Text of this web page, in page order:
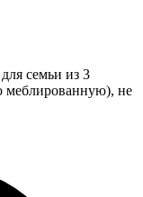
семьи из 3
меблированную), не